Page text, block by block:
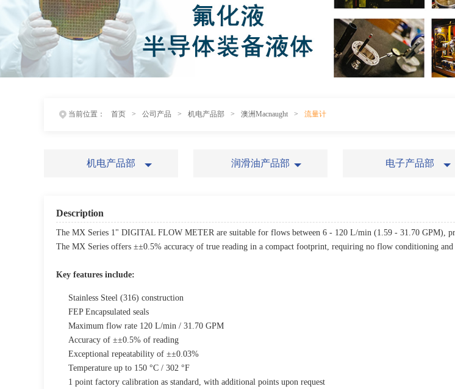
当前位置： 首页 > 公司产品 > 机电产品部 > 澳洲Macnaught > 流量计
机电产品部 润滑油产品部 电子产品部
Description
The MX Series 1" DIGITAL FLOW METER are suitable for flows between 6 - 120 L/min (1.59 - 31.70 GPM),
The MX Series offers ±±0.5% accuracy of true reading in a compact footprint, requiring no flow conditioning and
Key features include:
Stainless Steel (316) construction
FEP Encapsulated seals
Maximum flow rate 120 L/min / 31.70 GPM
Accuracy of ±±0.5% of reading
Exceptional repeatability of ±±0.03%
Temperature up to 150 °C / 302 °F
1 point factory calibration as standard, with additional points upon request